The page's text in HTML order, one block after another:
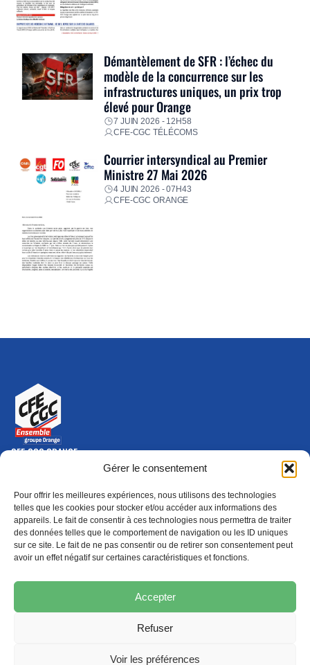
Gérer le consentement
Pour offrir les meilleures expériences, nous utilisons des technologies
telles que les cookies pour stocker et/ou accéder aux informations des
appareils. Le fait de consentir à ces technologies nous permettra de traiter
des données telles que le comportement de navigation ou les ID uniques
sur ce site. Le fait de ne pas consentir ou de retirer son consentement peut
avoir un effet négatif sur certaines caractéristiques et fonctions.
Accepter
Refuser
Voir les préférences
Démantèlement de SFR : l’échec du
modèle de la concurrence sur les
infrastructures uniques, un prix trop
élevé pour Orange
7 JUIN 2026 - 12H58
CFE-CGC TÉLÉCOMS
Courrier intersyndical au Premier
Ministre 27 Mai 2026
4 JUIN 2026 - 07H43
CFE-CGC ORANGE
CFE-CGC ORANGE
10-12 rue Saint Amand, 75015 Paris Cedex 15
Nous contacter
01 46 79 28 74
S'ABONNER(NOUVELLE FENÊTRE)
ADHÉRER
Épargne
(nouvelle fenêtre) Formation
(nouvelle fenêtre)
POLITIQUE DE COOKIES